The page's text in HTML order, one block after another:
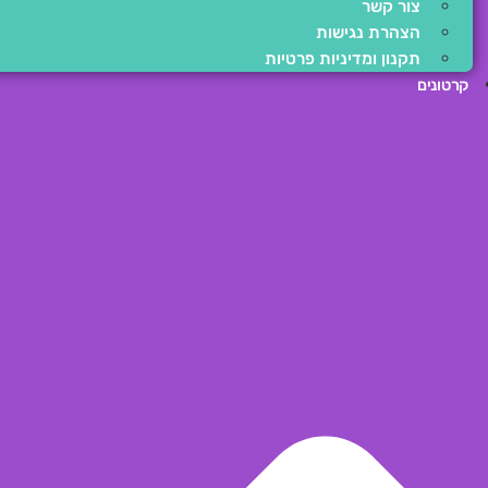
צור קשר
הצהרת נגישות
תקנון ומדיניות פרטיות
קרטונים